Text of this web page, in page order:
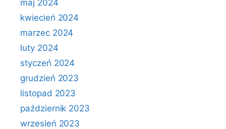
maj 2024
kwiecień 2024
marzec 2024
luty 2024
styczeń 2024
grudzień 2023
listopad 2023
październik 2023
wrzesień 2023